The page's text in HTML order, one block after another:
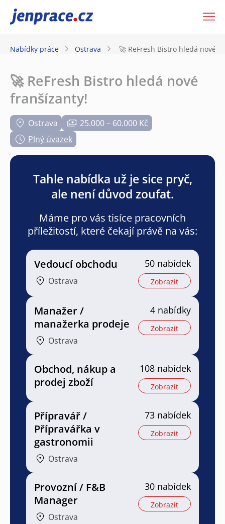
JenPráce.cz
Nabídky práce Ostrava 🚀 ReFresh Bistro hledá nové
🚀 ReFresh Bistro hledá nové
franšízanty!
Ostrava
25.000 – 60.000 Kč
Plný úvazek
Tahle nabídka už je sice pryč,
ale není důvod zoufat.
Máme pro vás tisíce pracovních
příležitostí, které čekají právě na vás:
Vedoucí obchodu
Ostrava
50 nabídek
Zobrazit
Manažer /
manažerka prodeje
Ostrava
4 nabídky
Zobrazit
Obchod, nákup a
prodej zboží
108 nabídek
Zobrazit
Přípravář /
Přípravářka v
gastronomii
Ostrava
73 nabídek
Zobrazit
Provozní / F&B
Manager
Ostrava
30 nabídek
Zobrazit